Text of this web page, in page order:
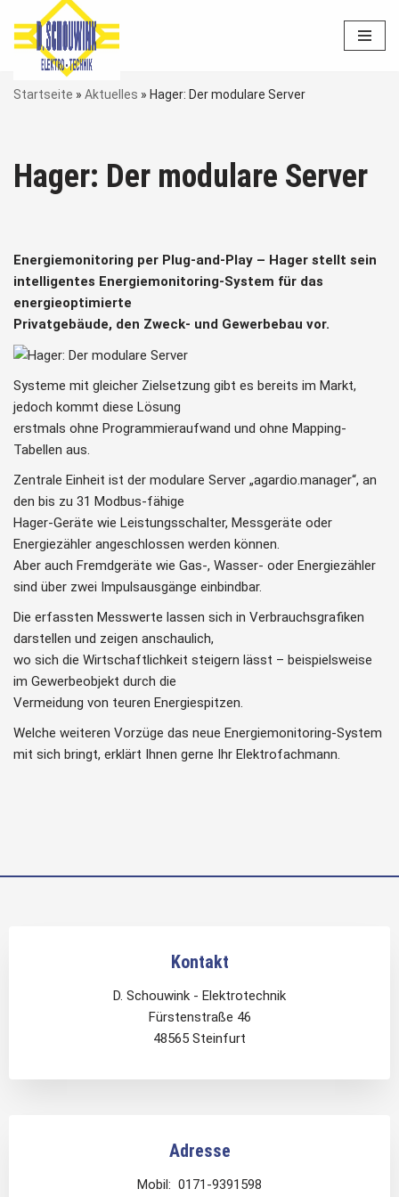
Zum
Inhalt
springen
Startseite » Aktuelles » Hager: Der modulare Server
Hager: Der modulare Server
Energiemonitoring per Plug-and-Play – Hager stellt sein
intelligentes Energiemonitoring-System für das
energieoptimierte
Privatgebäude, den Zweck- und Gewerbebau vor.
Systeme mit gleicher Zielsetzung gibt es bereits im Markt,
jedoch kommt diese Lösung
erstmals ohne Programmieraufwand und ohne Mapping-
Tabellen aus.
Zentrale Einheit ist der modulare Server „agardio.manager“, an
den bis zu 31 Modbus-fähige
Hager-Geräte wie Leistungsschalter, Messgeräte oder
Energiezähler angeschlossen werden können.
Aber auch Fremdgeräte wie Gas-, Wasser- oder Energiezähler
sind über zwei Impulsausgänge einbindbar.
Die erfassten Messwerte lassen sich in Verbrauchsgrafiken
darstellen und zeigen anschaulich,
wo sich die Wirtschaftlichkeit steigern lässt – beispielsweise
im Gewerbeobjekt durch die
Vermeidung von teuren Energiespitzen.
Welche weiteren Vorzüge das neue Energiemonitoring-System
mit sich bringt, erklärt Ihnen gerne Ihr Elektrofachmann.
Kontakt
D. Schouwink - Elektrotechnik
Fürstenstraße 46
48565 Steinfurt
Adresse
Mobil: 0171-9391598